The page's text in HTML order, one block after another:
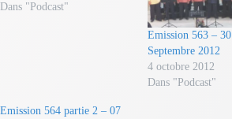
Dans "Podcast"
Emission 563 – 30
Septembre 2012
4 octobre 2012
Dans "Podcast"
Emission 564 partie 2 – 07